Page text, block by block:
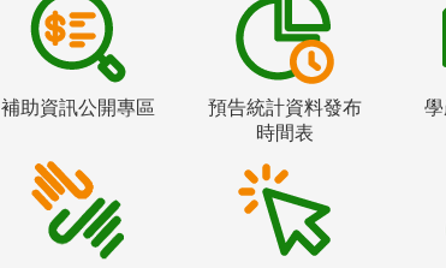
補助資訊公開專區
預告統計資料發布
時間表